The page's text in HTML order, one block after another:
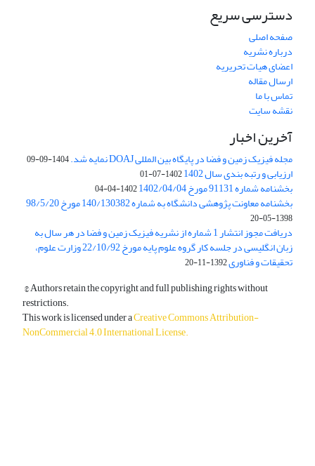
دسترسی سریع
صفحه اصلی
درباره نشریه
اعضای هیات تحریریه
ارسال مقاله
تماس با ما
نقشه سایت
آخرین اخبار
مجله فیزیک زمین و فضا در پایگاه بین المللی DOAJ نمایه شد. 1404-09-09
ارزیابی و رتبه بندی سال 1402 1402-07-01
بخشنامه شماره 91131 مورخ 1402/04/04 1402-04-04
بخشنامه معاونت پژوهشی دانشگاه به شماره 140/130382 مورخ 98/5/20
1398-05-20
دریافت مجوز انتشار 1 شماره از نشریه فیزیک زمین و فضا در هر سال به
زبان انگلیسی در جلسه کار گروه علوم پایه مورخ 22/10/92 وزارت علوم،
تحقیقات و فناوری1392-11-20
© Authors retain the copyright and full publishing rights without
restrictions.
This work is licensed under aCreative Commons Attribution-
NonCommercial 4.0 International License.